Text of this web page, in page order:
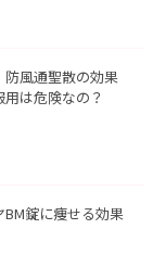
防風通聖散の効果
は危険なの？
BM錠に痩せる効果